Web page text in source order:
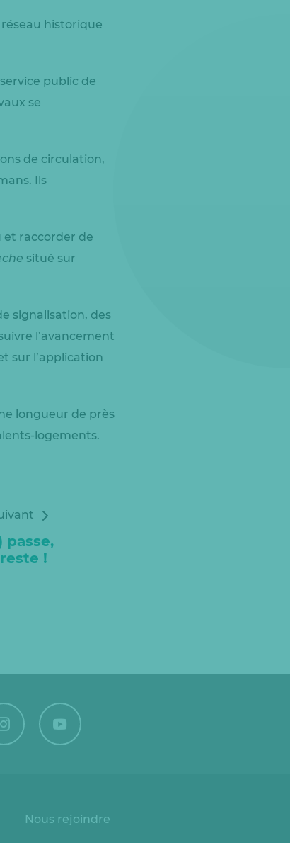
historique
public de
se
de circulation,
Ils
et raccorder de
situé sur
signalisation, des
l’avancement
sur l’application
longueur de près
logements.
passe,
!
Nous rejoindre